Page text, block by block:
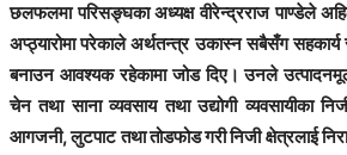
छलफलमा परिसङ्घका अध्यक्ष वीरेन्द्रराज पाण्डेले
अप्ठ्यारोमा परेकाले अर्थतन्त्र उकास्न सबैसँग
बनाउन आवश्यक रहेकामा जोड दिए। उनले
चेन तथा साना व्यवसाय तथा उद्योगी व्यवसायीका
आगजनी, लुटपाट तथा तोडफोड गरी निजी क्षेत्रलाई